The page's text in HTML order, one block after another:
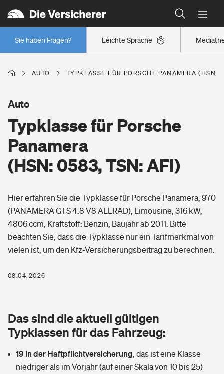
Leichte Sprache
Sie haben Fragen?
Wer versichert was: Jetzt Versicherer finden
Regionalklassen: So ist Ihre Region eingestuft
Wer versichert was: Jetzt Versicherer finden
Berufsunfähigkeitsversicherung
Arbeitsrechtsschutz
Berufshaftpflichtversicherung
Rentenrechner: Wie viel Geld bekomme ich im Alter?
Wer versichert was: Jetzt Versicherer finden
Wohnen
Wohngebäudeversicherung
Hausratversicherung
Elementarversicherung
Photovoltaik
Wärmepumpen versichern
Vermieterrrechtsschutz
Mietkautionsversicherung
Pri­vate Haft­pflicht­
Rechts­schutz­ver­si­che­rung
Kinderunfall­ver­si­che­rung
Reiseversicherung
Gesundheit
Private Krankenversicherung
Tierkrankenversicherung
Zur Übersicht
AUTO TYPKLASSE FÜR PORSCHE PANAMERA (HSN:
Typklasse für Porsche
Panamera
(HSN: 0583, TSN: AFI)
Auto
Hier erfahren Sie die Typklasse für Porsche Panamera, 970
(PANAMERA GTS 4.8 V8 ALLRAD), Limousine, 316 kW,
4806 ccm, Kraftstoff: Benzin, Baujahr ab 2011. Bitte
beachten Sie, dass die Typklasse nur ein Tarifmerkmal von
vielen ist, um den Kfz-Versicherungsbeitrag zu berechnen.
08.04.2026
Das sind die aktuell gültigen
Typklassen für das Fahrzeug:
19 in der Haftpflichtversicherung das ist eine Klasse
niedriger als im Vorjahr (auf einer Skala von 10 bis 25)